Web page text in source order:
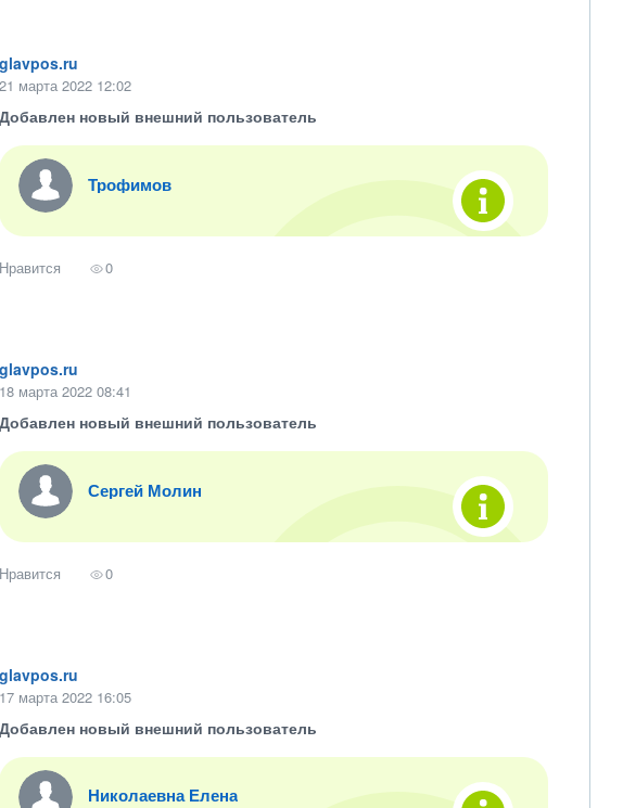
glavpos.ru
21 марта 2022 12:02
Добавлен новый внешний пользователь
Трофимов
Нравится 0
glavpos.ru
18 марта 2022 08:41
Добавлен новый внешний пользователь
Сергей Молин
Нравится 0
glavpos.ru
17 марта 2022 16:05
Добавлен новый внешний пользователь
Николаевна Елена